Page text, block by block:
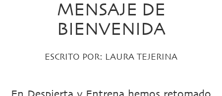
MENSAJE DE
BIENVENIDA
ESCRITO POR: LAURA TEJERINA